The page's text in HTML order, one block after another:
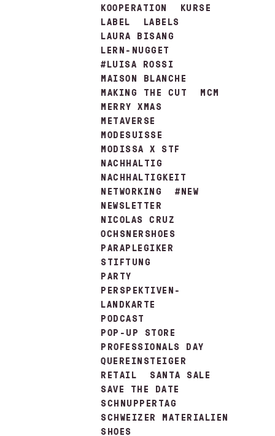
KOOPERATION
KURSE
LABEL
LABELS
LAURA BISANG
LERN-NUGGET
#LUISA ROSSI
MAISON BLANCHE
MAKING THE CUT
MCM
MERRY XMAS
METAVERSE
MODESUISSE
MODISSA X STF
NACHHALTIG
NACHHALTIGKEIT
NETWORKING
#NEW
NEWSLETTER
NICOLAS CRUZ
OCHSNERSHOES
PARAPLEGIKER
STIFTUNG
PARTY
PERSPEKTIVEN-
LANDKARTE
PODCAST
POP-UP STORE
PROFESSIONALS DAY
QUEREINSTEIGER
RETAIL
SANTA SALE
SAVE THE DATE
SCHNUPPERTAG
SCHWEIZER MATERIALIEN
SHOES